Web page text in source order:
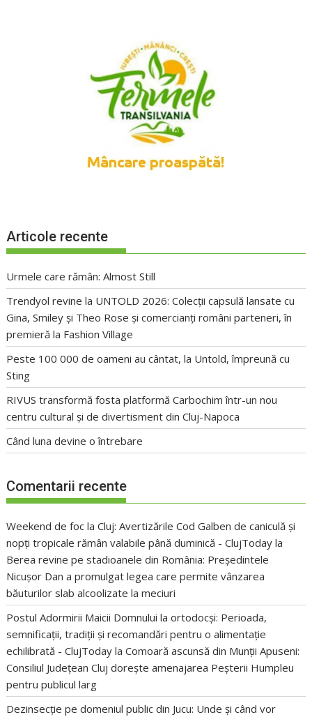
Articole recente
Urmele care rămân: Almost Still
Trendyol revine la UNTOLD 2026: Colecții capsulă lansate cu
Gina, Smiley și Theo Rose și comercianți români parteneri, în
premieră la Fashion Village
Peste 100 000 de oameni au cântat, la Untold, împreună cu
Sting
RIVUS transformă fosta platformă Carbochim într-un nou
centru cultural și de divertisment din Cluj-Napoca
Când luna devine o întrebare
Comentarii recente
Weekend de foc la Cluj: Avertizările Cod Galben de caniculă și
nopți tropicale rămân valabile până duminică - ClujToday la
Berea revine pe stadioanele din România: Președintele
Nicușor Dan a promulgat legea care permite vânzarea
băuturilor slab alcoolizate la meciuri
Postul Adormirii Maicii Domnului la ortodocși: Perioada,
semnificații, tradiții și recomandări pentru o alimentație
echilibrată - ClujToday laComoară ascunsă din Munții Apuseni:
Consiliul Județean Cluj dorește amenajarea Peșterii Humpleu
pentru publicul larg
Dezinsecție pe domeniul public din Jucu: Unde și când vor